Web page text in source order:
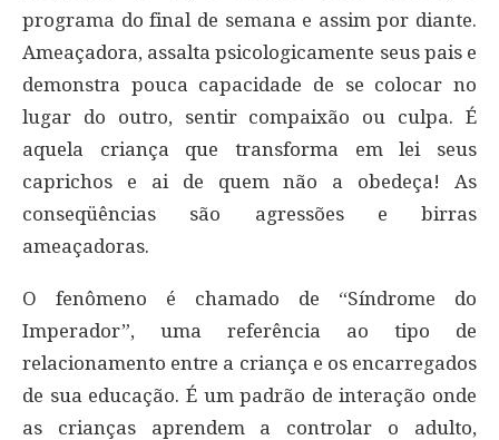
programa do final de semana e assim por diante.
Ameaçadora, assalta psicologicamente seus pais e
demonstra pouca capacidade de se colocar no
lugar do outro, sentir compaixão ou culpa. É
aquela criança que transforma em lei seus
caprichos e ai de quem não a obedeça! As
conseqüências são agressões e birras
ameaçadoras.
O fenômeno é chamado de “Síndrome do
Imperador”, uma referência ao tipo de
relacionamento entre a criança e os encarregados
de sua educação. É um padrão de interação onde
as crianças aprendem a controlar o adulto,